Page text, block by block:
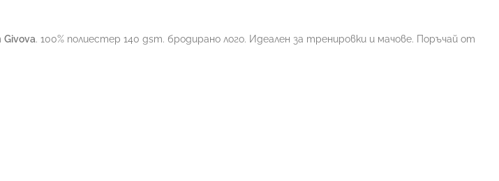
Givova. 100% полиестер 140 gsm. бродирано лого. Идеален за тренировки и мачове. Поръчай от